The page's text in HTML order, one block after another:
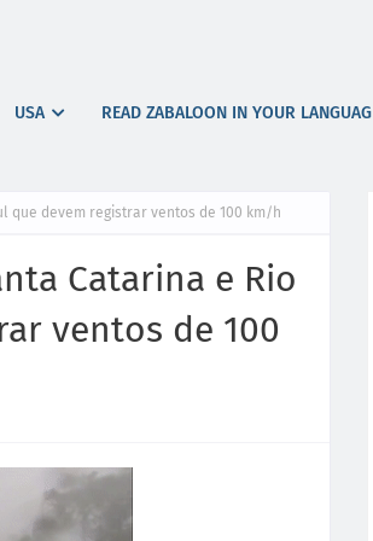
USA READ ZABALOON IN YOUR
que devem registrar ventos de 100 km/h
Catarina e Rio
ventos de 100